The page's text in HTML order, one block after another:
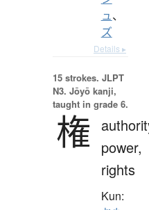
ュ、
ズ
Details ▸
15 strokes. JLPT
N3. Jōyō kanji,
taught in grade 6.
権
power,
rights
Kun: